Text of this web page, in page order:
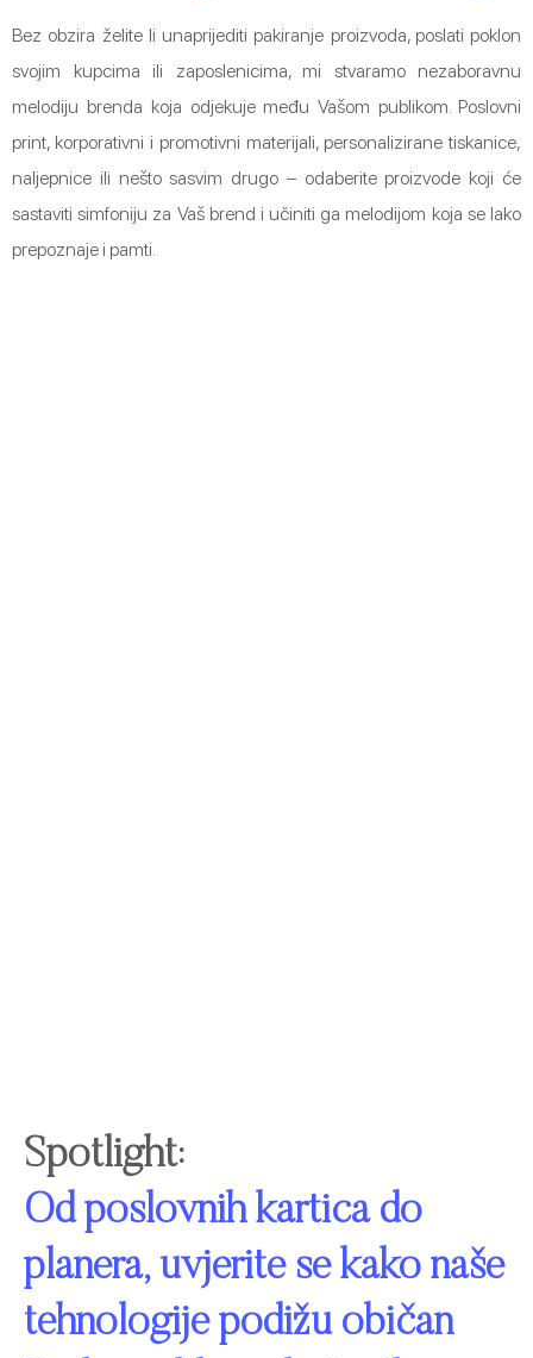
Bez obzira želite li unaprijediti pakiranje proizvoda, poslati poklon
svojim kupcima ili zaposlenicima, mi stvaramo nezaboravnu
melodiju brenda koja odjekuje među Vašom publikom. Poslovni
print, korporativni i promotivni materijali, personalizirane tiskanice,
naljepnice ili nešto sasvim drugo – odaberite proizvode koji će
sastaviti simfoniju za Vaš brend i učiniti ga melodijom koja se lako
prepoznaje i pamti.
Spotlight:
Od poslovnih kartica do
planera, uvjerite se kako naše
tehnologije podižu običan